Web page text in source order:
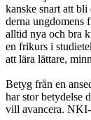
kanske snart att
derna ungdomens
alltid nya och bra
en frikurs i
att lära lättare,
Betyg från en
har stor betydelse
vill avancera.